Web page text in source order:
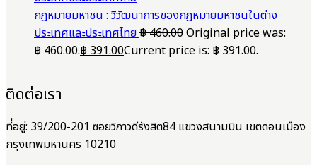
กฎหมายมหาชน : วิวัฒนาการของกฎหมายมหาชนในต่าง
ประเทศและประเทศไทย฿460.00Original price was:
฿ 460.00.฿391.00Current price is: ฿ 391.00.
ติดต่อเรา
ที่อยู่: 39/200-201 ซอยวิภาวดีรังสิต84 แขวงสนามบิน เขตดอนเมือง
กรุงเทพมหานคร 10210